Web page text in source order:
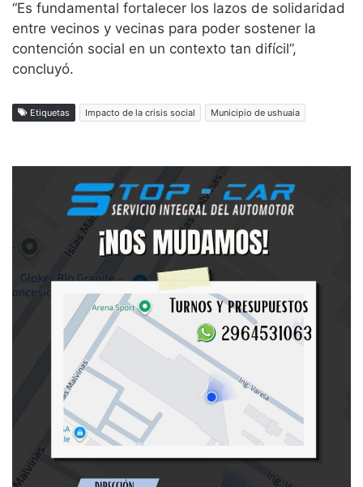
“Es fundamental fortalecer los lazos de solidaridad
entre vecinos y vecinas para poder sostener la
contención social en un contexto tan difícil”,
concluyó.
Etiquetas Impacto de la crisis social Municipio de ushuaia